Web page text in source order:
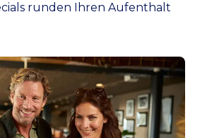
runden Ihren Aufenthalt